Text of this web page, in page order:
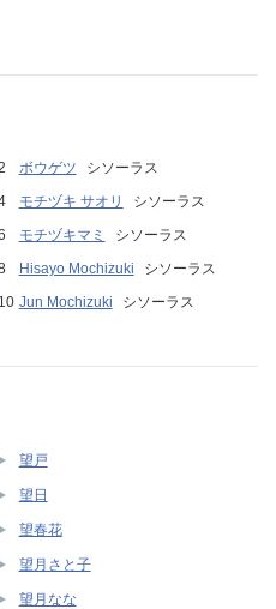
ボウゲツ
シソーラス
モチヅキ サオリ
シソーラス
モチヅキマミ
シソーラス
Hisayo Mochizuki
シソーラス
Jun Mochizuki シソーラス
望戸
望日
望春花
望月さと子
望月なな